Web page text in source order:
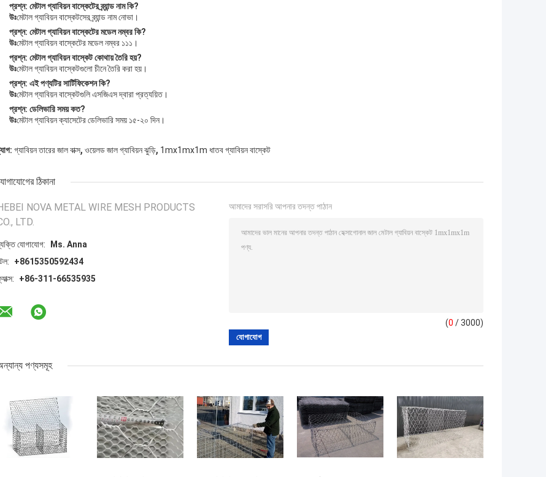
প্রশ্ন: মেটাল গ্যাবিয়ন বাস্কেটের ব্র্যান্ড নাম কি?
উঃমেটাল গ্যাবিয়ন বাস্কেটসের ব্র্যান্ড নাম নোভা।
প্রশ্ন: মেটাল গ্যাবিয়ন বাস্কেটের মডেল নম্বর কি?
উঃমেটাল গ্যাবিয়ন বাস্কেটের মডেল নম্বর ১১১।
প্রশ্ন: মেটাল গ্যাবিয়ন বাস্কেট কোথায় তৈরি হয়?
উঃমেটাল গ্যাবিয়ন বাস্কেটগুলো চীনে তৈরি করা হয়।
প্রশ্ন: এই পণ্যটির সার্টিফিকেশন কি?
উঃমেটাল গ্যাবিয়ন বাস্কেটগুলি এসজিএস দ্বারা প্রত্যয়িত।
প্রশ্ন: ডেলিভারি সময় কত?
উঃমেটাল গ্যাবিয়ন ক্যাসেটের ডেলিভারি সময় ১৫-২০ দিন।
গ্যাবিয়ন তারের জাল বাক্স, ওয়েলড জাল গ্যাবিয়ন ঝুড়ি, 1mx1mx1m ধাতব গ্যাবিয়ন বাস্কেট
ঠিকানা
NOVA METAL WIRE MESH PRODUCTS
LTD.
যোগাযোগ:
Ms. Anna
+8615350592434
+86-311-66535935
আমাদের সরাসরি আপনার তদন্ত পাঠান
(0 / 3000)
পণ্যসমূহ